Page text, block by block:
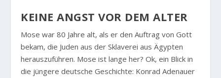
KEINE ANGST VOR DEM ALTER
Mose war 80 Jahre alt, als er den Auftrag von Gott
bekam, die Juden aus der Sklaverei aus Ägypten
herauszuführen. Mose ist lange her? Ok, ein Blick in
die jüngere deutsche Geschichte: Konrad Adenauer